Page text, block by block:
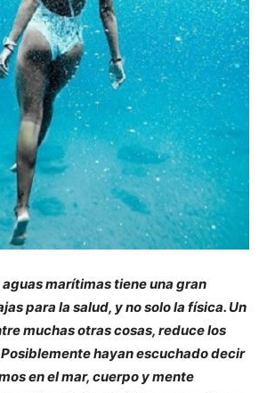
marítimas tiene una gran
para la salud, y no solo la física. Un
muchas otras cosas, reduce los
hayan escuchado decir
en el mar, cuerpo y mente